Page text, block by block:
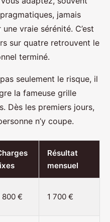
jamais
vraie sérénité. C’est
sur quatre retrouvent le
terminé.
seulement le risque, il
la fameuse grille
Dès les premiers jours,
n’y coupe.
Résultat
mensuel
800 € 1 700 €